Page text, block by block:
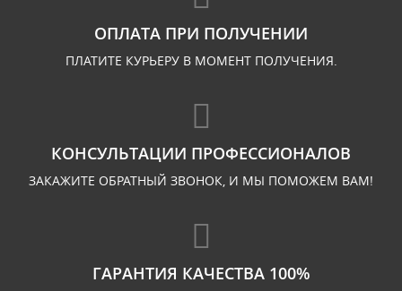
ОПЛАТА ПРИ ПОЛУЧЕНИИ
ПЛАТИТЕ КУРЬЕРУ В МОМЕНТ ПОЛУЧЕНИЯ.
КОНСУЛЬТАЦИИ ПРОФЕССИОНАЛОВ
ЗАКАЖИТЕ ОБРАТНЫЙ ЗВОНОК, И МЫ ПОМОЖЕМ ВАМ!
ГАРАНТИЯ КАЧЕСТВА 100%